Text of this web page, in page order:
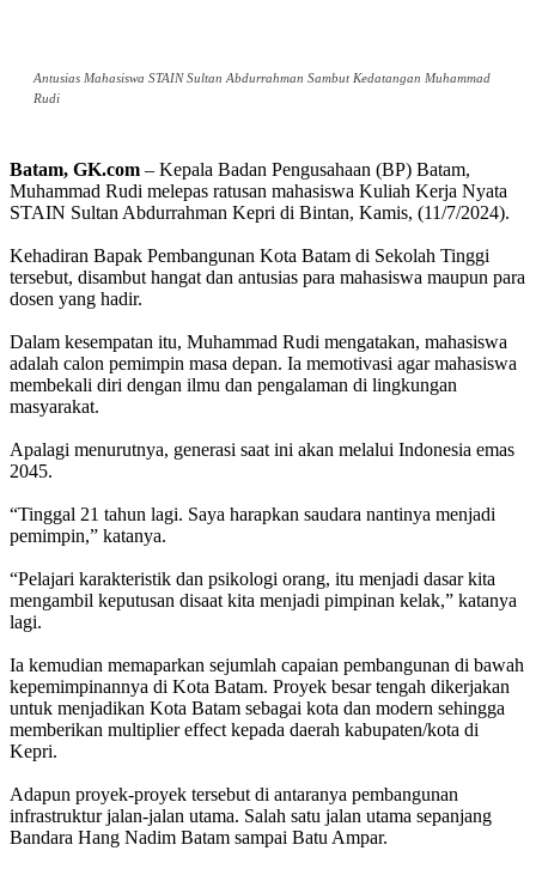
Antusias Mahasiswa STAIN Sultan Abdurrahman Sambut Kedatangan Muhammad
Rudi
Batam, GK.com – Kepala Badan Pengusahaan (BP) Batam,
Muhammad Rudi melepas ratusan mahasiswa Kuliah Kerja Nyata
STAIN Sultan Abdurrahman Kepri di Bintan, Kamis, (11/7/2024).
Kehadiran Bapak Pembangunan Kota Batam di Sekolah Tinggi
tersebut, disambut hangat dan antusias para mahasiswa maupun para
dosen yang hadir.
Dalam kesempatan itu, Muhammad Rudi mengatakan, mahasiswa
adalah calon pemimpin masa depan. Ia memotivasi agar mahasiswa
membekali diri dengan ilmu dan pengalaman di lingkungan
masyarakat.
Apalagi menurutnya, generasi saat ini akan melalui Indonesia emas
2045.
“Tinggal 21 tahun lagi. Saya harapkan saudara nantinya menjadi
pemimpin,” katanya.
“Pelajari karakteristik dan psikologi orang, itu menjadi dasar kita
mengambil keputusan disaat kita menjadi pimpinan kelak,” katanya
lagi.
Ia kemudian memaparkan sejumlah capaian pembangunan di bawah
kepemimpinannya di Kota Batam. Proyek besar tengah dikerjakan
untuk menjadikan Kota Batam sebagai kota dan modern sehingga
memberikan multiplier effect kepada daerah kabupaten/kota di
Kepri.
Adapun proyek-proyek tersebut di antaranya pembangunan
infrastruktur jalan-jalan utama. Salah satu jalan utama sepanjang
Bandara Hang Nadim Batam sampai Batu Ampar.